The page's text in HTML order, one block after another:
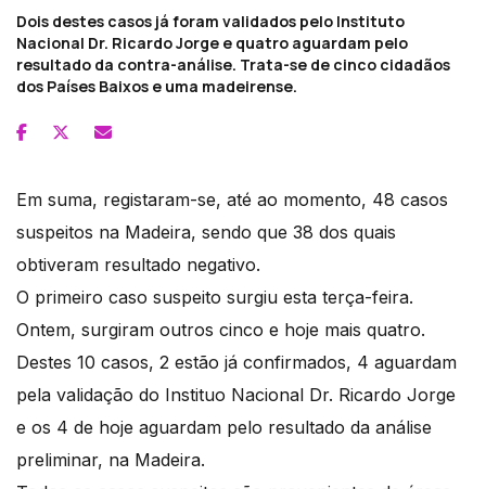
Dois destes casos já foram validados pelo Instituto
Nacional Dr. Ricardo Jorge e quatro aguardam pelo
resultado da contra-análise. Trata-se de cinco cidadãos
dos Países Baixos e uma madeirense.
Em suma, registaram-se, até ao momento, 48 casos
suspeitos na Madeira, sendo que 38 dos quais
obtiveram resultado negativo.
O primeiro caso suspeito surgiu esta terça-feira.
Ontem, surgiram outros cinco e hoje mais quatro.
Destes 10 casos, 2 estão já confirmados, 4 aguardam
pela validação do Instituo Nacional Dr. Ricardo Jorge
e os 4 de hoje aguardam pelo resultado da análise
preliminar, na Madeira.